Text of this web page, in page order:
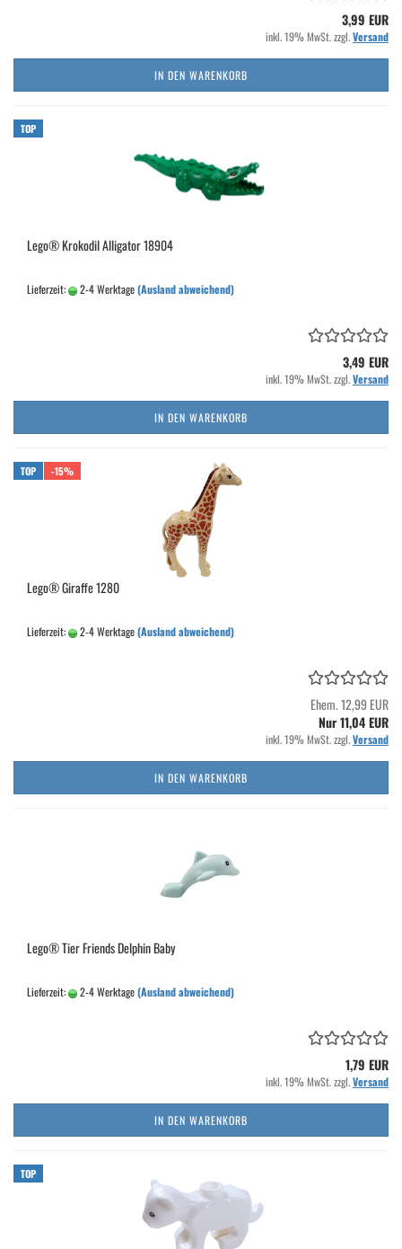
3,99 EUR
inkl. 19% MwSt. zzgl.Versand
IN DEN WARENKORB
TOP
Lego® Krokodil Alligator 18904
Lieferzeit: 2-4 Werktage(Ausland abweichend)
3,49 EUR
inkl. 19% MwSt. zzgl.Versand
IN DEN WARENKORB
TOP -15%
Lego® Giraffe 1280
Lieferzeit: 2-4 Werktage(Ausland abweichend)
Ehem. 12,99 EUR
Nur 11,04 EUR
inkl. 19% MwSt. zzgl.Versand
IN DEN WARENKORB
Lego® Tier Friends Delphin Baby
Lieferzeit: 2-4 Werktage(Ausland abweichend)
1,79 EUR
inkl. 19% MwSt. zzgl.Versand
IN DEN WARENKORB
TOP